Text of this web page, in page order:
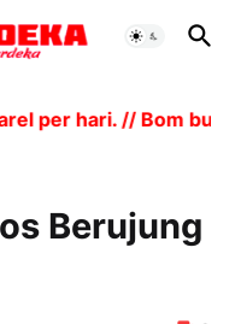
hari. // Bom
Berujung